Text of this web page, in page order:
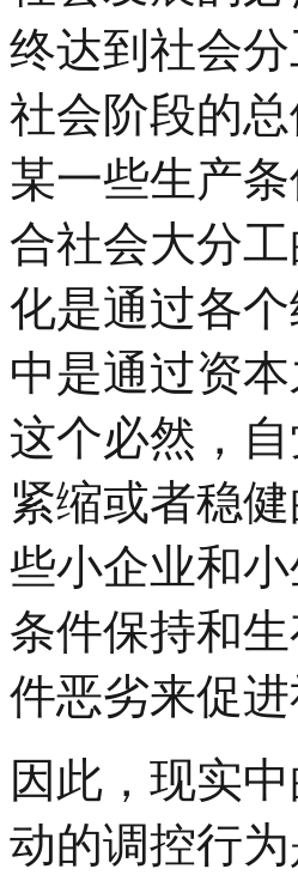
终达到社会
社会阶段的
某一些生产
合社会大分
化是通过各
中是通过资
这个必然，
紧缩或者稳
些小企业和
条件保持和
件恶劣来促
因此，现实
动的调控行